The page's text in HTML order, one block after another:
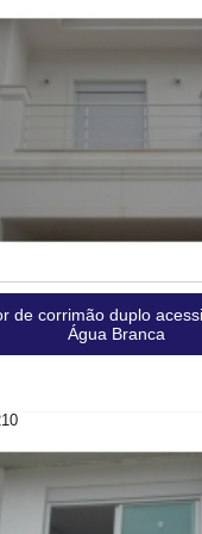
de corrimão duplo
Água Branca